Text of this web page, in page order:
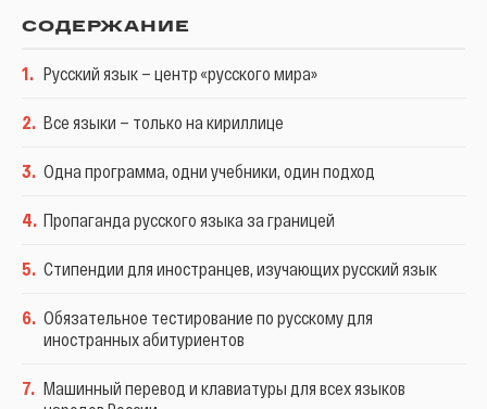
СОДЕРЖАНИЕ
1. Русский язык — центр «русского мира»
2. Все языки — только на кириллице
3. Одна программа, одни учебники, один подход
4. Пропаганда русского языка за границей
5. Стипендии для иностранцев, изучающих русский язык
6. Обязательное тестирование по русскому для
иностранных абитуриентов
7. Машинный перевод и клавиатуры для всех языков